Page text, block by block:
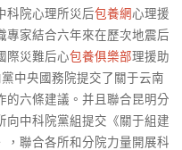
科院心理所災后包養網心理援
專家結合六年來在歷次地震后
際災難后心包養俱樂部理援助
中央國務院提交了關于云南
的六條建議。并且聯合昆明分
向中科院黨組提交《關于組建
，聯合各所和分院力量開展科